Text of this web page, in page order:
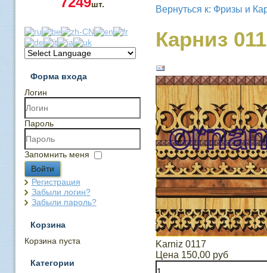
шт.
Форма входа
Логин
Пароль
Запомнить меня
Войти
Регистрация
Забыли логин?
Забыли пароль?
Корзина
Корзина пуста
Категории
Вернуться к: Фризы и
Карниз
Karniz 0117
Цена 150,00 руб